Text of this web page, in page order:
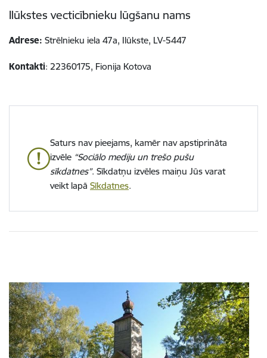
Ilūkstes vecticībnieku lūgšanu nams
Adrese: Strēlnieku iela 47a, Ilūkste, LV-5447
Kontakti: 22360175, Fionija Kotova
Saturs nav pieejams, kamēr nav apstiprināta
izvēle “Sociālo mediju un trešo pušu
sīkdatnes”. Sīkdatņu izvēles maiņu Jūs varat
veikt lapā Sīkdatnes.